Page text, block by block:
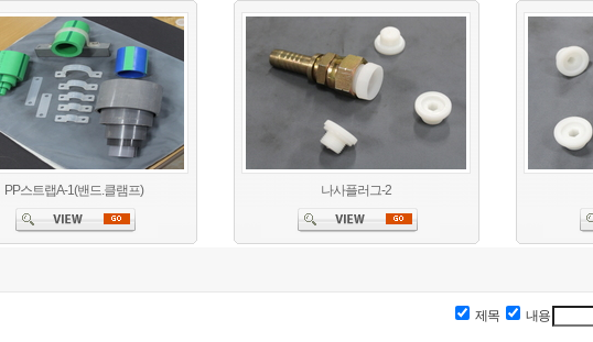
PP스트랩A-1(밴드.클램프) 나사플러그-2
제목 내용